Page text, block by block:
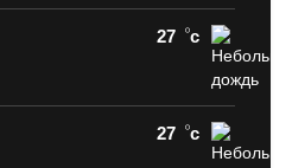
27 c
27 c